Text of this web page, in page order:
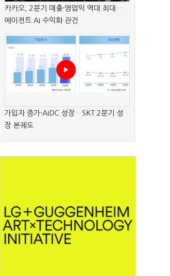
카카오, 2분기 매출·영업익 역대 최대…
에이전트 AI 수익화 관건
가입자 증가·AIDC 성장…SKT 2분기 성
장 본궤도